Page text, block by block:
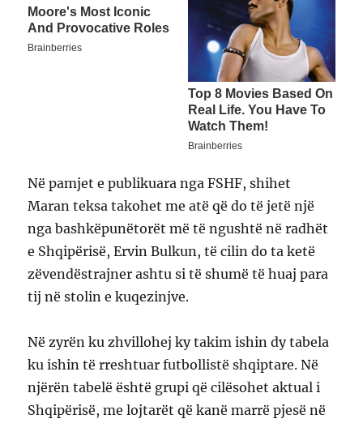
Në pamjet e publikuara nga FSHF, shihet
Maran teksa takohet me atë që do të jetë një
nga bashkëpunëtorët më të ngushtë në radhët
e Shqipërisë, Ervin Bulkun, të cilin do ta ketë
zëvendëstrajner ashtu si të shumë të huaj para
tij në stolin e kuqezinjve.
Në zyrën ku zhvillohej ky takim ishin dy tabela
ku ishin të rreshtuar futbollistë shqiptare. Në
njërën tabelë është grupi që cilësohet aktual i
Shqipërisë, me lojtarët që kanë marrë pjesë në